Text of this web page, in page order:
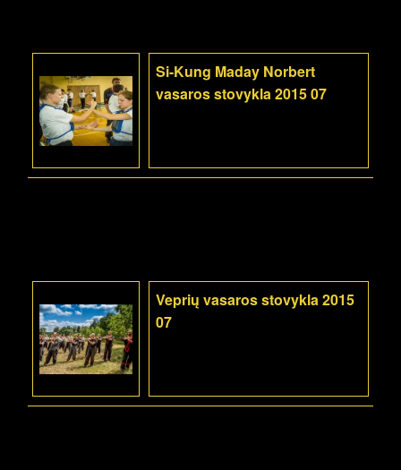
Si-Kung Maday Norbert
vasaros stovykla 2015 07
Veprių vasaros stovykla 2015
07